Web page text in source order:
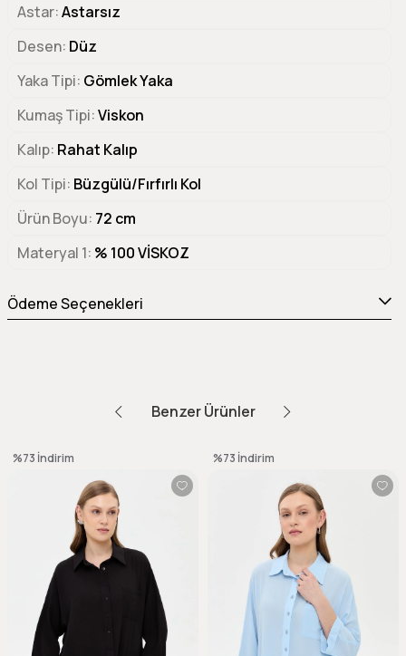
Astar Astarsız
Desen Düz
Yaka Tipi Gömlek Yaka
Kumaş Tipi Viskon
Kalıp Rahat Kalıp
Kol Tipi Büzgülü/Fırfırlı Kol
Ürün Boyu 72 cm
Materyal 1 % 100 VİSKOZ
Ödeme Seçenekleri
Benzer Ürünler
%73 İndirim %73 İndirim